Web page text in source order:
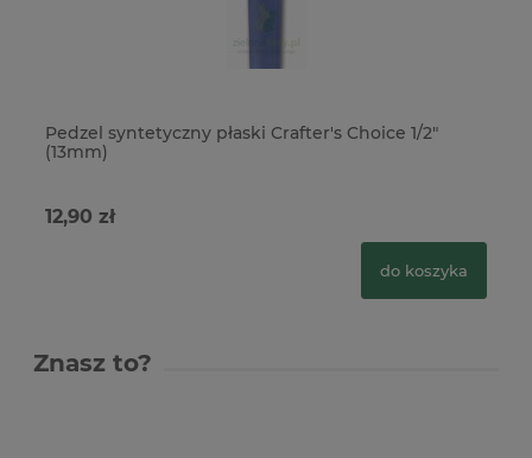
Pedzel syntetyczny płaski Crafter's Choice 1/2"
(13mm)
12,90 zł
do koszyka
Znasz to?